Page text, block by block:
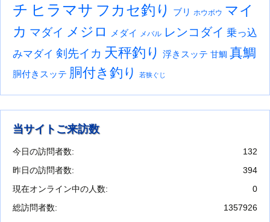
チ ヒラマサ フカセ釣り ブリ ホウボウ マイ
カ マダイ メジロ メダイ メバル レンコダイ 乗っ込
みマダイ 剣先イカ 天秤釣り 浮きスッテ 甘鯛 真鯛
胴付きスッテ 胴付き釣り 若狭ぐじ
当サイトご来訪数
132
今日の訪問者数:
394
昨日の訪問者数:
0
現在オンライン中の人数:
1357926
総訪問者数: